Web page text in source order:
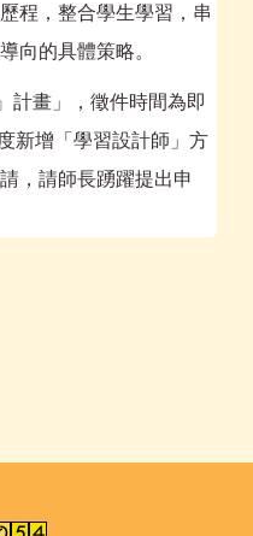
程，整合學生學習，串
向的具體策略。
計畫」，徵件時間為即
新增「學習設計師」方
，請師長踴躍提出申